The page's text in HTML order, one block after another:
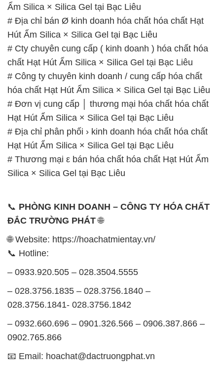
Ẩm Silica × Silica Gel tại Bạc Liêu
# Địa chỉ bán Ø kinh doanh hóa chất hóa chất Hạt
Hút Ẩm Silica × Silica Gel tại Bạc Liêu
# Cty chuyên cung cấp ( kinh doanh ) hóa chất hóa
chất Hạt Hút Ẩm Silica × Silica Gel tại Bạc Liêu
# Công ty chuyên kinh doanh / cung cấp hóa chất
hóa chất Hạt Hút Ẩm Silica × Silica Gel tại Bạc Liêu
# Đơn vị cung cấp │ thương mại hóa chất hóa chất
Hạt Hút Ẩm Silica × Silica Gel tại Bạc Liêu
# Địa chỉ phân phối › kinh doanh hóa chất hóa chất
Hạt Hút Ẩm Silica × Silica Gel tại Bạc Liêu
# Thương mại ε bán hóa chất hóa chất Hạt Hút Ẩm
Silica × Silica Gel tại Bạc Liêu
📞 PHÒNG KINH DOANH – CÔNG TY HÓA CHẤT
ĐẮC TRƯỜNG PHÁT🌐
🌐 Website: https://hoachatmientay.vn/
📞 Hotline:
– 0933.920.505 – 028.3504.5555
– 028.3756.1835 – 028.3756.1840 –
028.3756.1841- 028.3756.1842
– 0932.660.696 – 0901.326.566 – 0906.387.866 –
0902.765.866
📧 Email: hoachat@dactruongphat.vn